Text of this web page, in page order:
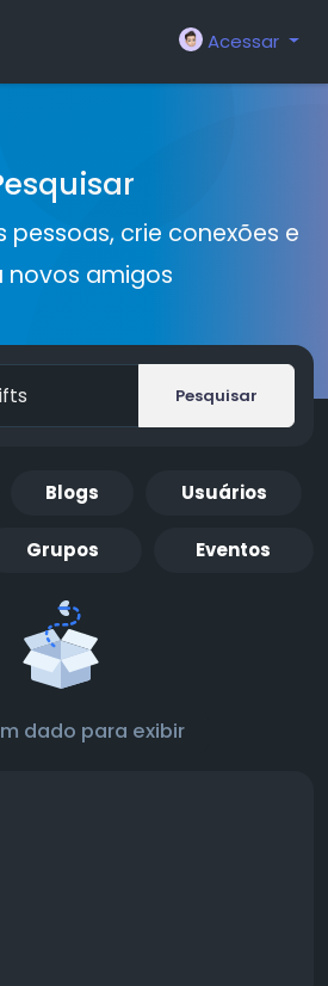
Acessar
crie conexões e
novos amigos
Pesquisar
Blogs Usuários
Grupos Eventos
dado para exibir